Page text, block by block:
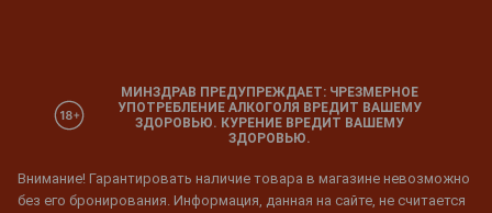
МИНЗДРАВ ПРЕДУПРЕЖДАЕТ: ЧРЕЗМЕРНОЕ
УПОТРЕБЛЕНИЕ АЛКОГОЛЯ ВРЕДИТ ВАШЕМУ
ЗДОРОВЬЮ. КУРЕНИЕ ВРЕДИТ ВАШЕМУ
ЗДОРОВЬЮ.
Внимание! Гарантировать наличие товара в магазине невозможно
без его бронирования. Информация, данная на сайте, не считается